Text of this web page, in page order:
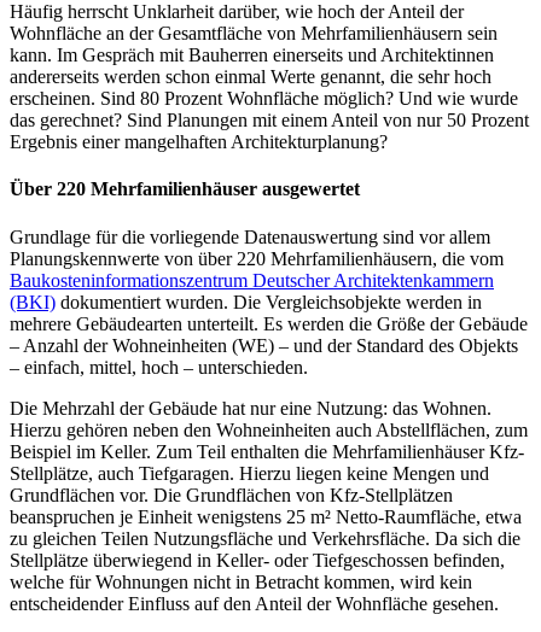
Häufig herrscht Unklarheit darüber, wie hoch der Anteil der
Wohnfläche an der Gesamtfläche von Mehrfamilienhäusern sein
kann. Im Gespräch mit Bauherren einerseits und Architektinnen
andererseits werden schon einmal Werte genannt, die sehr hoch
erscheinen. Sind 80 Prozent Wohnfläche möglich? Und wie wurde
das gerechnet? Sind Planungen mit einem Anteil von nur 50 Prozent
Ergebnis einer mangelhaften Architekturplanung?
Über 220 Mehrfamilienhäuser ausgewertet
Grundlage für die vorliegende Datenauswertung sind vor allem
Planungskennwerte von über 220 Mehrfamilienhäusern, die vom
Baukosteninformationszentrum Deutscher Architektenkammern
(BKI) dokumentiert wurden. Die Vergleichsobjekte werden in
mehrere Gebäudearten unterteilt. Es werden die Größe der Gebäude
– Anzahl der Wohneinheiten (WE) – und der Standard des Objekts
– einfach, mittel, hoch – unterschieden.
Die Mehrzahl der Gebäude hat nur eine Nutzung: das Wohnen.
Hierzu gehören neben den Wohneinheiten auch Abstellflächen, zum
Beispiel im Keller. Zum Teil enthalten die Mehrfamilienhäuser Kfz-
Stellplätze, auch Tiefgaragen. Hierzu liegen keine Mengen und
Grundflächen vor. Die Grundflächen von Kfz-Stellplätzen
beanspruchen je Einheit wenigstens 25 m² Netto-Raumfläche, etwa
zu gleichen Teilen Nutzungsfläche und Verkehrsfläche. Da sich die
Stellplätze überwiegend in Keller- oder Tiefgeschossen befinden,
welche für Wohnungen nicht in Betracht kommen, wird kein
entscheidender Einfluss auf den Anteil der Wohnfläche gesehen.